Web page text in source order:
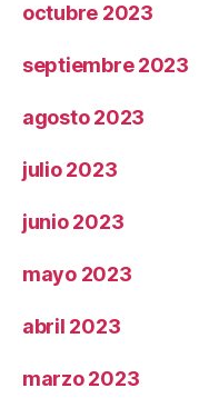
octubre 2023
septiembre 2023
agosto 2023
julio 2023
junio 2023
mayo 2023
abril 2023
marzo 2023